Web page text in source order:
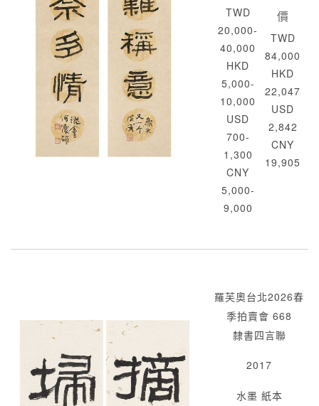
TWD
20,000-
40,000
HKD
5,000-
10,000
USD
700-
1,300
CNY
5,000-
9,000
價
TWD
84,000
HKD
22,047
USD
2,842
CNY
19,905
羅芙奧台北2026春
季拍賣會 668
隸書四言聯
2017
水墨 紙本